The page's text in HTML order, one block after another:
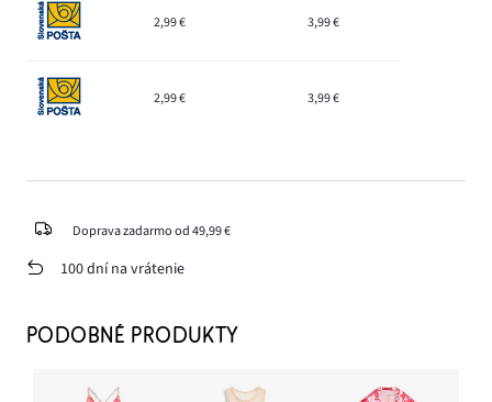
2,99 € 3,99 €
2,99 € 3,99 €
Doprava zadarmo od 49,99 €
100 dní na vrátenie
PODOBNÉ PRODUKTY